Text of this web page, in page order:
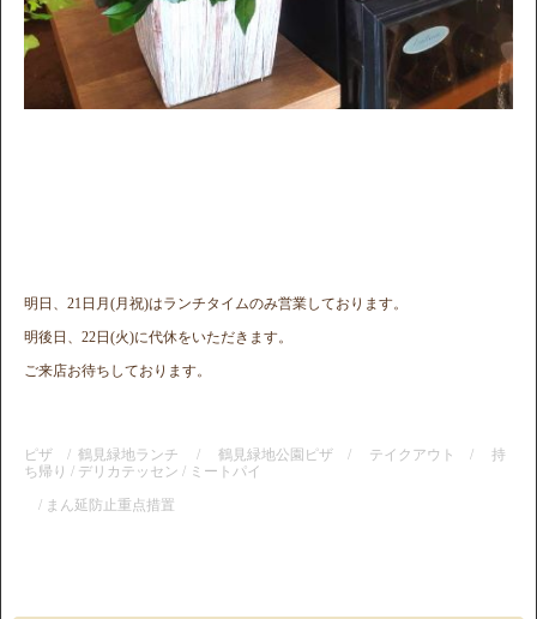
明日、21日月(月祝)はランチタイムのみ営業しております。
明後日、22日(火)に代休をいただきます。
ご来店お待ちしております。
ピザ / 鶴見緑地ランチ / 鶴見緑地公園ピザ / テイクアウト / 持
ち帰り / デリカテッセン / ミートパイ
/ まん延防止重点措置